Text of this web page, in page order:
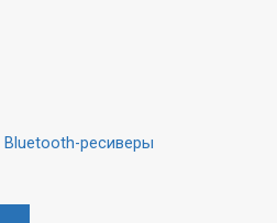
Bluetooth-ресиверы